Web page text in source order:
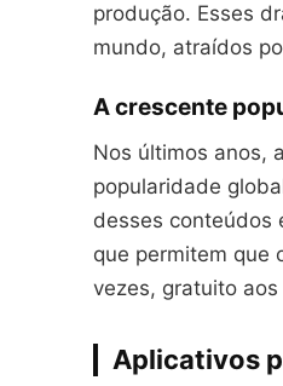
produção. Esses
mundo, atraídos
A crescente
Nos últimos anos,
popularidade
desses conteúdos
que permitem que
vezes, gratuito
Aplicativos